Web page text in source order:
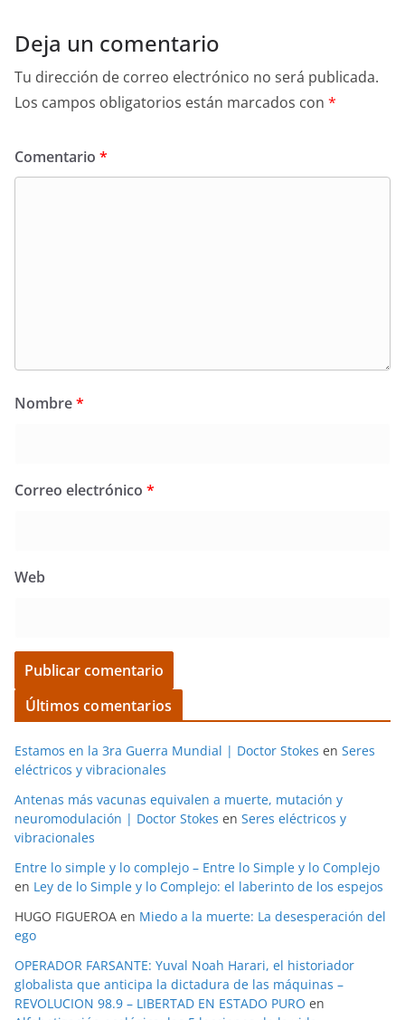
Deja un comentario
Tu dirección de correo electrónico no será publicada.
Los campos obligatorios están marcados con *
Comentario *
Nombre*
Correo electrónico *
Web
Últimos comentarios
Estamos en la 3ra Guerra Mundial | Doctor Stokes en Seres
eléctricos y vibracionales
Antenas más vacunas equivalen a muerte, mutación y
neuromodulación | Doctor Stokes en Seres eléctricos y
vibracionales
Entre lo simple y lo complejo – Entre lo Simple y lo Complejo
en Ley de lo Simple y lo Complejo: el laberinto de los espejos
HUGO FIGUEROA en Miedo a la muerte: La desesperación del
ego
OPERADOR FARSANTE: Yuval Noah Harari, el historiador
globalista que anticipa la dictadura de las máquinas –
REVOLUCION 98.9 – LIBERTAD EN ESTADO PURO en